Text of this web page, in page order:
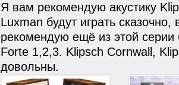
Я вам рекомендую акустику
Luxman будут играть
рекомендую ещё из этой
Forte 1,2,3. Klipsch Cornwall,
довольны.